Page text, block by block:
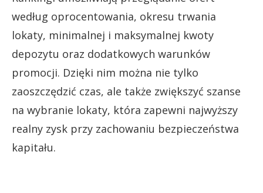
według oprocentowania, okresu trwania
lokaty, minimalnej i maksymalnej kwoty
depozytu oraz dodatkowych warunków
promocji. Dzięki nim można nie tylko
zaoszczędzić czas, ale także zwiększyć szanse
na wybranie lokaty, która zapewni najwyższy
realny zysk przy zachowaniu bezpieczeństwa
kapitału.